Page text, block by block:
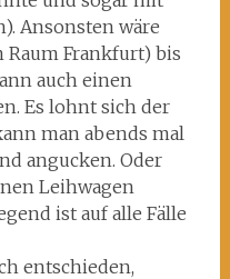
Ansonsten wäre
Raum Frankfurt) bis
auch einen
Es lohnt sich der
man abends mal
angucken. Oder
Leihwagen
ist auf alle Fälle
entschieden,